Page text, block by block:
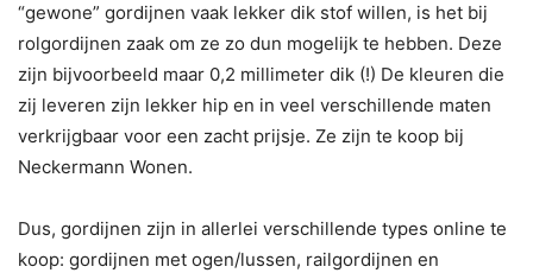
“gewone” gordijnen vaak lekker dik stof willen, is het bij
rolgordijnen zaak om ze zo dun mogelijk te hebben. Deze
zijn bijvoorbeeld maar 0,2 millimeter dik (!) De kleuren die
zij leveren zijn lekker hip en in veel verschillende maten
verkrijgbaar voor een zacht prijsje. Ze zijn te koop bij
Neckermann Wonen.
Dus, gordijnen zijn in allerlei verschillende types online te
koop: gordijnen met ogen/lussen, railgordijnen en